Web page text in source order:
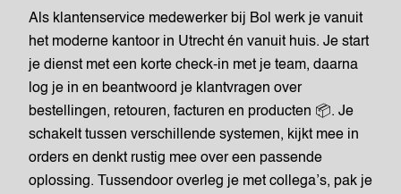
Als klantenservice medewerker bij Bol werk je vanuit
het moderne kantoor in Utrecht én vanuit huis. Je start
je dienst met een korte check-in met je team, daarna
log je in en beantwoord je klantvragen over
bestellingen, retouren, facturen en producten 📦. Je
schakelt tussen verschillende systemen, kijkt mee in
orders en denkt rustig mee over een passende
oplossing. Tussendoor overleg je met collega’s, pak je